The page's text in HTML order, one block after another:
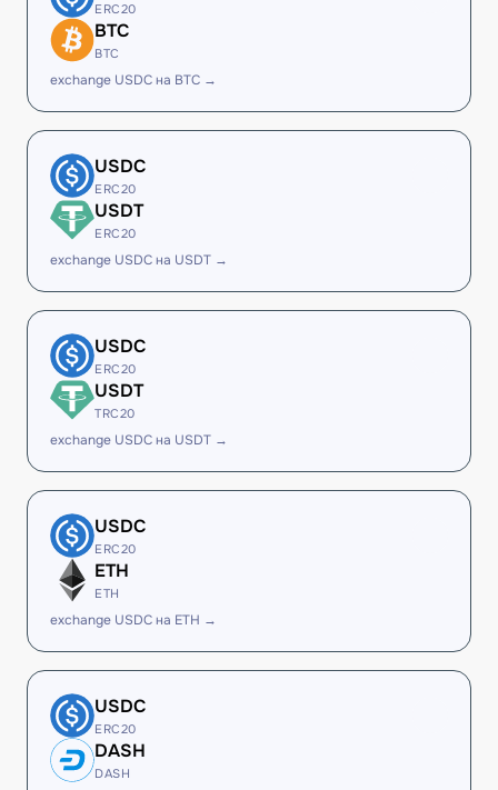
ERC20
BTC
BTC
exchange USDC на BTC →
USDC
ERC20
USDT
ERC20
exchange USDC на USDT →
USDC
ERC20
USDT
TRC20
exchange USDC на USDT →
USDC
ERC20
ETH
ETH
exchange USDC на ETH →
USDC
ERC20
DASH
DASH